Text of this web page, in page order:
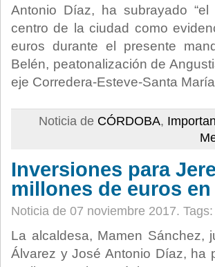
Antonio Díaz, ha subrayado
centro de la ciudad como
euros durante el presente
Belén, peatonalización de
eje Corredera-Esteve-Santa
Noticia de CÓRDOBA,
Inversiones para
millones de euros
Noticia de 07 noviembre 2017. Tags:
La alcaldesa, Mamen Sánchez,
Álvarez y José Antonio Díaz, ha